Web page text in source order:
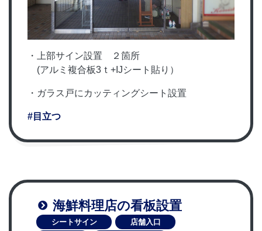
・上部サイン設置 ２箇所
(アルミ複合板3ｔ+IJシート貼り）
・ガラス戸にカッティングシート設置
#目立つ
海鮮料理店の看板設置
シートサイン
店舗入口